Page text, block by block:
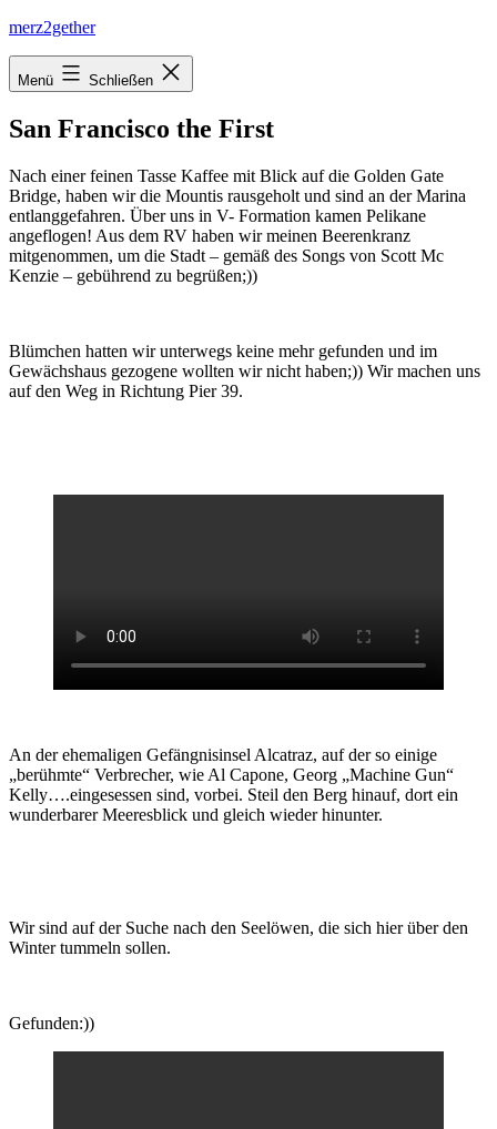
Zum
springen
merz2gether
Menü Schließen
San Francisco the First
Nach einer feinen Tasse Kaffee mit Blick auf die Golden Gate
Bridge, haben wir die Mountis rausgeholt und sind an der Marina
entlanggefahren. Über uns in V- Formation kamen Pelikane
angeflogen! Aus dem RV haben wir meinen Beerenkranz
mitgenommen, um die Stadt – gemäß des Songs von Scott Mc
Kenzie – gebührend zu begrüßen;))
Blümchen hatten wir unterwegs keine mehr gefunden und im
Gewächshaus gezogene wollten wir nicht haben;)) Wir machen uns
auf den Weg in Richtung Pier 39.
An der ehemaligen Gefängnisinsel Alcatraz, auf der so einige
„berühmte“ Verbrecher, wie Al Capone, Georg „Machine Gun“
Kelly….eingesessen sind, vorbei. Steil den Berg hinauf, dort ein
wunderbarer Meeresblick und gleich wieder hinunter.
Wir sind auf der Suche nach den Seelöwen, die sich hier über den
Winter tummeln sollen.
Gefunden:))